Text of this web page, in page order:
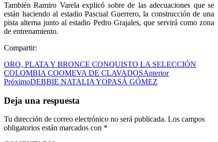
También Ramiro Varela explicó sobre de las adecuaciones que se
están haciendo al estadio Pascual Guerrero, la construcción de una
pista alterna junto al estadio Pedro Grajales, que servirá como zona
de entrenamiento.
Compartir:
ORO, PLATA Y BRONCE CONQUISTO LA SELECCIÓN
COLOMBIA COOMEVA DE CLAVADOSAnterior
PróximoDEBBIE NATALIA YOPASÁ GÓMEZ
Deja una respuesta
Tu dirección de correo electrónico no será publicada. Los campos
obligatorios están marcados con *